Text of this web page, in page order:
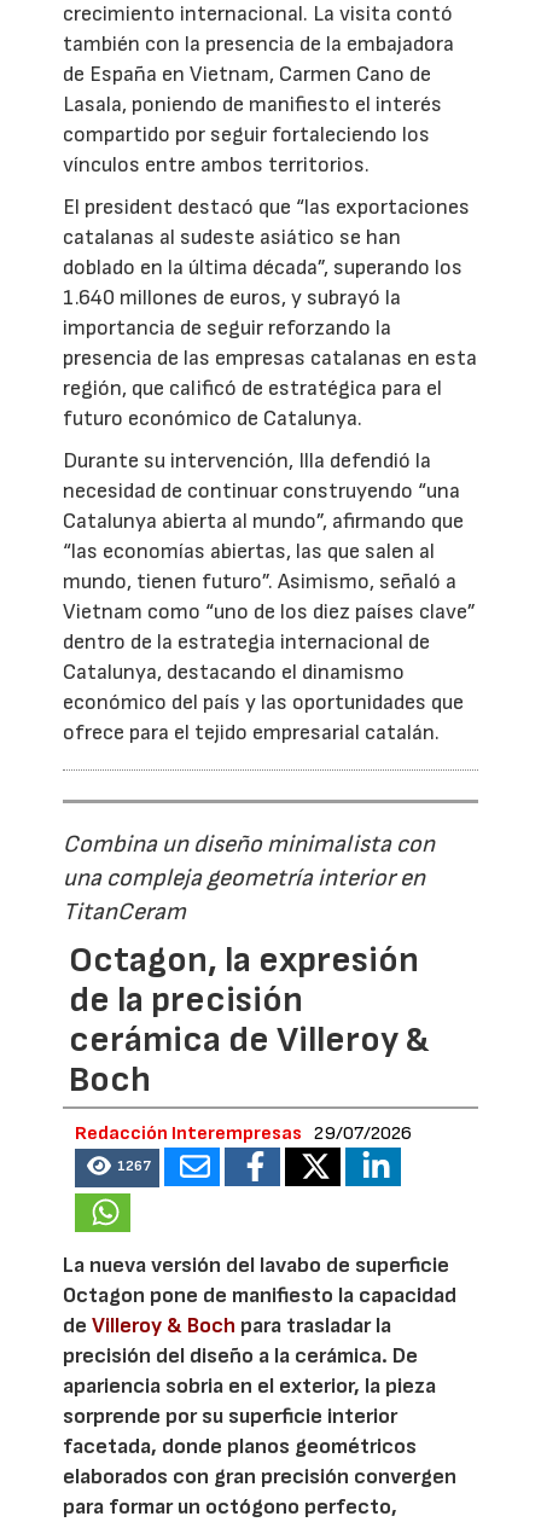
crecimiento internacional. La visita contó
también con la presencia de la embajadora
de España en Vietnam, Carmen Cano de
Lasala, poniendo de manifiesto el interés
compartido por seguir fortaleciendo los
vínculos entre ambos territorios.
El president destacó que “las exportaciones
catalanas al sudeste asiático se han
doblado en la última década”, superando los
1.640 millones de euros, y subrayó la
importancia de seguir reforzando la
presencia de las empresas catalanas en esta
región, que calificó de estratégica para el
futuro económico de Catalunya.
Durante su intervención, Illa defendió la
necesidad de continuar construyendo “una
Catalunya abierta al mundo”, afirmando que
“las economías abiertas, las que salen al
mundo, tienen futuro”. Asimismo, señaló a
Vietnam como “uno de los diez países clave”
dentro de la estrategia internacional de
Catalunya, destacando el dinamismo
económico del país y las oportunidades que
ofrece para el tejido empresarial catalán.
Combina un diseño minimalista con
una compleja geometría interior en
TitanCeram
Octagon, la expresión
de la precisión
cerámica de Villeroy &
Boch
Redacción Interempresas 29/07/2026
1267
La nueva versión del lavabo de superficie
Octagon pone de manifiesto la capacidad
deVilleroy & Boch para trasladar la
precisión del diseño a la cerámica. De
apariencia sobria en el exterior, la pieza
sorprende por su superficie interior
facetada, donde planos geométricos
elaborados con gran precisión convergen
para formar un octógono perfecto,